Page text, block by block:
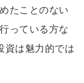
たことのない
っている方な
資は魅力的では